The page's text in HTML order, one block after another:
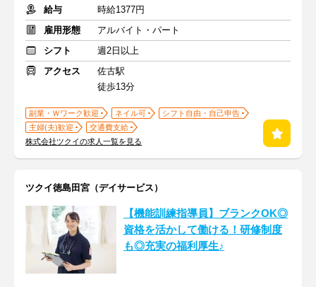
給与
時給1377円
雇用形態
アルバイト・パート
シフト
週2日以上
アクセス
佐古駅
徒歩13分
副業・Ｗワーク歓迎 ネイル可
シフト自由・自己申告
主婦(夫)歓迎
交通費支給
株式会社ツクイの求人一覧を見る
ツクイ徳島田宮（デイサービス）
【機能訓練指導員】ブランクOK◎
資格を活かして働ける！研修制度
も◎充実の福利厚生♪